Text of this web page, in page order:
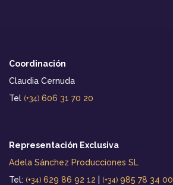
Coordinación
Claudia Cernuda
Tel (+34) 606 31 70 20
Representación Exclusiva
Adela Sánchez Producciones SL
Tel: (+34) 629 86 92 12 | (+34) 985 78 34 00